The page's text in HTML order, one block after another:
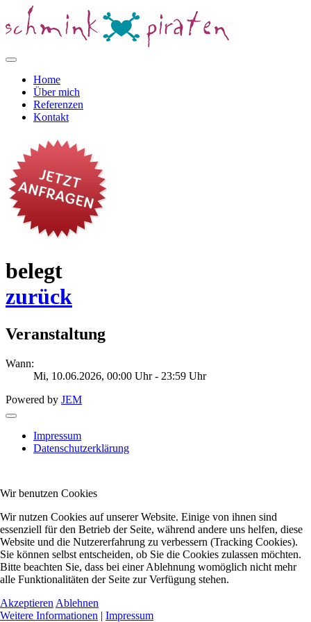
Home
Über mich
Referenzen
Kontakt
belegt
zurück
Veranstaltung
Wann:
Mi, 10.06.2026, 00:00 Uhr- 23:59 Uhr
Powered by JEM
Impressum
Datenschutzerklärung
Wir benutzen Cookies
Wir nutzen Cookies auf unserer Website. Einige von ihnen sind
essenziell für den Betrieb der Seite, während andere uns helfen, diese
Website und die Nutzererfahrung zu verbessern (Tracking Cookies).
Sie können selbst entscheiden, ob Sie die Cookies zulassen möchten.
Bitte beachten Sie, dass bei einer Ablehnung womöglich nicht mehr
alle Funktionalitäten der Seite zur Verfügung stehen.
Akzeptieren Ablehnen
Weitere Informationen | Impressum